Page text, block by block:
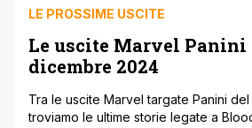
LE PROSSIME USCITE
Le uscite Marvel Panini
dicembre 2024
Tra le uscite Marvel targate Panini
troviamo le ultime storie legate a